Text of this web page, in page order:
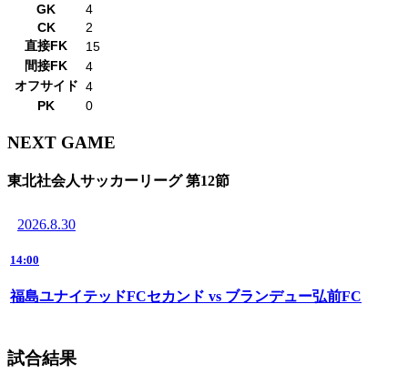
GK
4
CK
2
直接FK
15
間接FK
4
オフサイド 4
PK
0
NEXT GAME
東北社会人サッカーリーグ 第12節
2026.8.30
14:00
福島ユナイテッドFCセカンド vs ブランデュー弘前FC
試合結果